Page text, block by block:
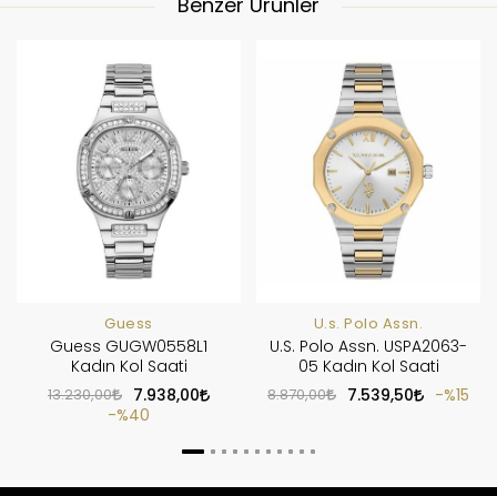
Benzer Ürünler
Guess
Guess GUGW0558L1
Kadın Kol Saati
13.230,00
7.938,00
%40
U.s. Polo Assn.
U.S. Polo Assn. USPA2063-
05 Kadın Kol Saati
8.870,00 7.539,50 %15